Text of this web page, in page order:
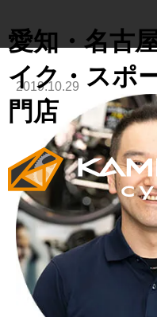
愛知・名古
イク・スポ
門店
2019.10.29